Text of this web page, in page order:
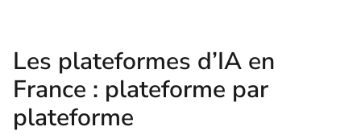
Les plateformes d’IA en
France : plateforme par
plateforme